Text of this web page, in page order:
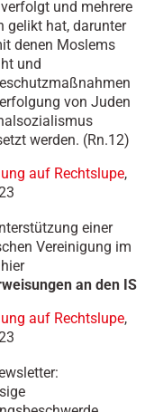
verfolgt und mehrere
gelikt hat, darunter
denen Moslems
und
von Juden
werden. (Rn.12)
auf Rechtslupe,
einer
Vereinigung im
an den IS
auf Rechtslupe,